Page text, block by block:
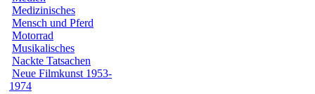
Medizinisches
Mensch und Pferd
Motorrad
Musikalisches
Nackte Tatsachen
Neue Filmkunst 1953-
1974